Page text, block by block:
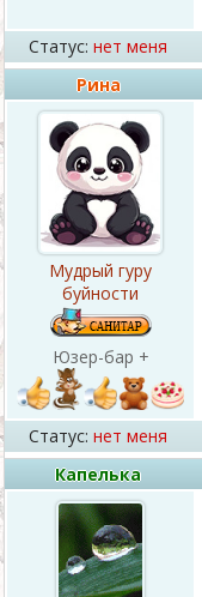
Статус: нет меня
Рина
Мудрый гуру
буйности
Юзер-бар +
Статус: нет меня
Капелька